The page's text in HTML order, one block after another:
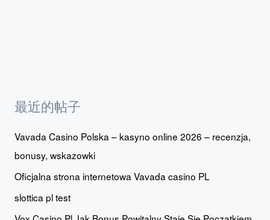
最近的帖子
Vavada Casino Polska – kasyno online 2026 – recenzja,
bonusy, wskazowki
Oficjalna strona internetowa Vavada casino PL
slottica pl test